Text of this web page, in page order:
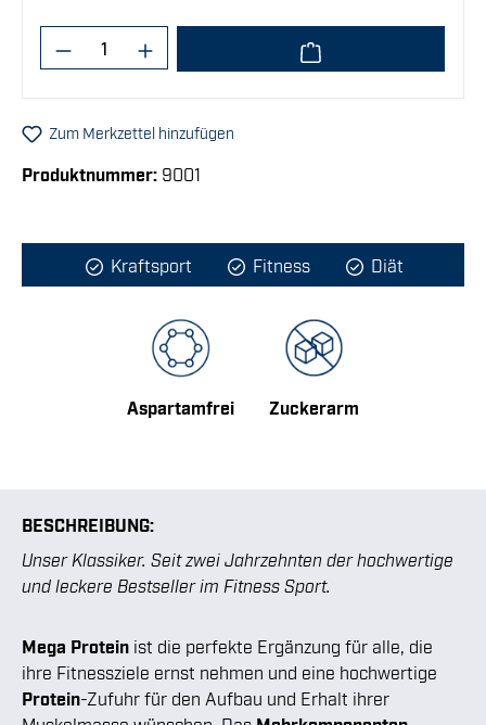
Produkt Anzahl: Gib den gewünschten
Zum Merkzettel hinzufügen
Produktnummer: 9001
Kraftsport Fitness Diät
Aspartamfrei Zuckerarm
BESCHREIBUNG:
Unser Klassiker. Seit zwei Jahrzehnten der hochwertige
und leckere Bestseller im Fitness Sport.
Mega Protein ist die perfekte Ergänzung für alle, die
ihre Fitnessziele ernst nehmen und eine hochwertige
Protein-Zufuhr für den Aufbau und Erhalt ihrer